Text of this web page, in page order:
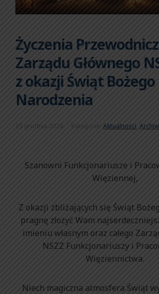
Życzenia
Zarządu Głównego
z okazji Świąt Bożego
Narodzenia
23 grudnia 2024 Kategorie: Aktualności
Szanowni Funkcjonariusze i
Więziennej,
Z okazji zbliżających się Świąt
pragnę złożyć Wam
imieniu własnym oraz całego
NSZZ Funkcjonariuszy i
Więziennictwa.
Niech magiczna atmosfera Świąt